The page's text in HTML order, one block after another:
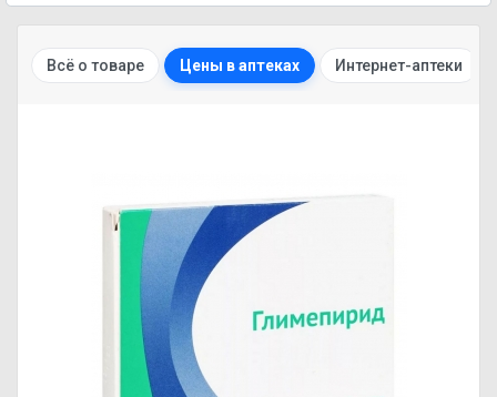
Всё о товаре Цены в аптеках Интернет-аптеки